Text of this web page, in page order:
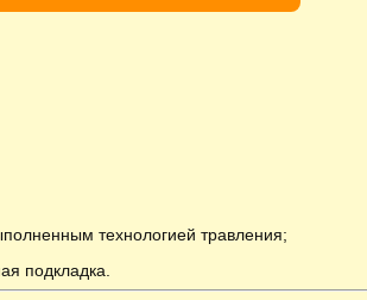
технологией травления;
подкладка.